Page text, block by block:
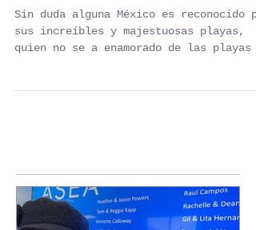
MÉXICO
Sin duda alguna México es reconocido